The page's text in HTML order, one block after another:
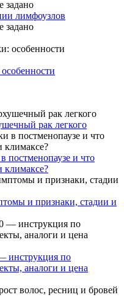
лимфоузлов
рак легкого
постменопаузе и что
климаксе?
и признаки, стадии и
инструкция по
аналоги и цена